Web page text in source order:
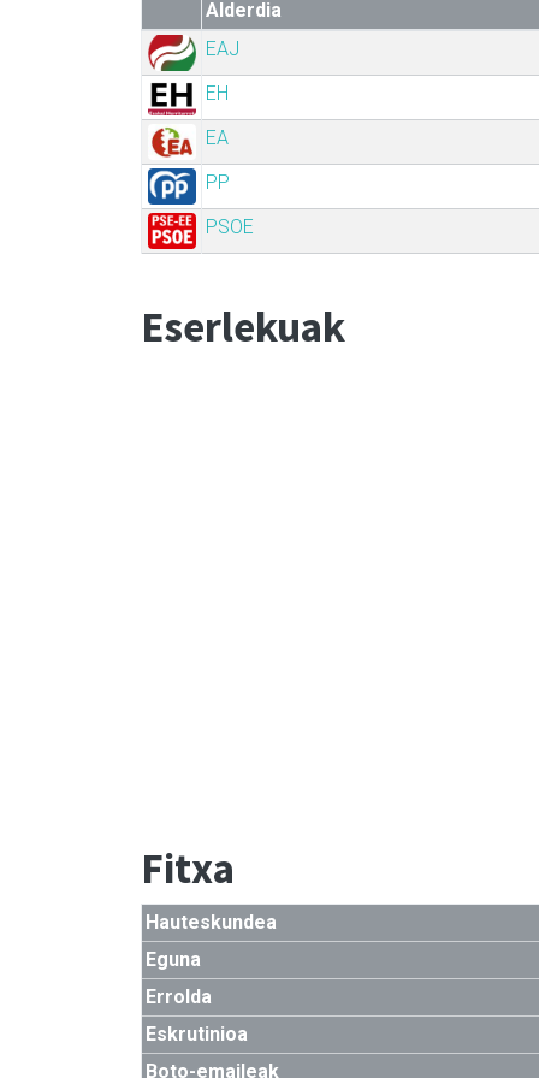
Alderdia
EAJ
EH
EA
PP
PSOE
Eserlekuak
Fitxa
Hauteskundea
Eguna
Errolda
Eskrutinioa
Boto-emaileak